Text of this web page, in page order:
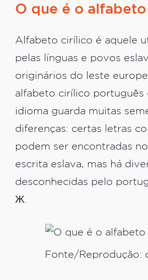
O que é o
Alfabeto cirílico é aquele
pelas línguas e povos
originários do leste
alfabeto cirílico português
idioma guarda muitas
diferenças: certas letras
podem ser encontradas
escrita eslava, mas há
desconhecidas pelo
Ж.
Fonte/Reprodução: